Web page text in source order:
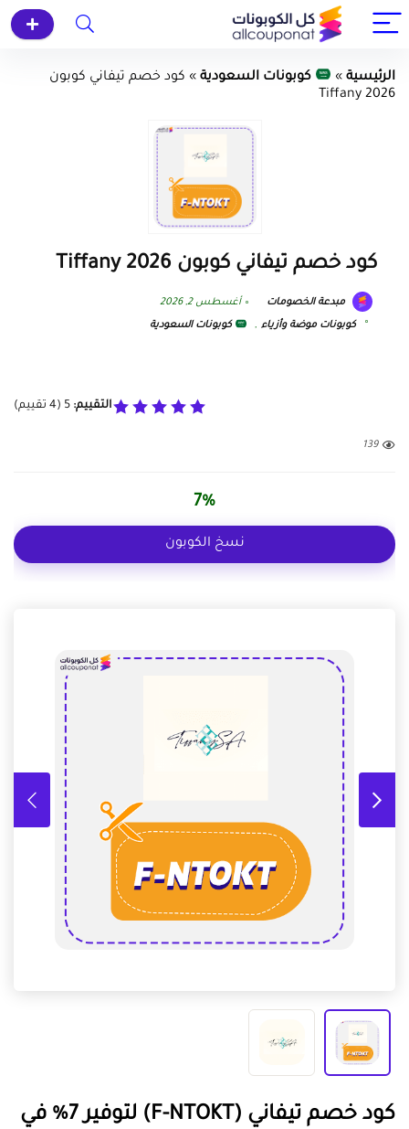
الرئيسية » كوبونات السعودية » كود خصم تيفاني كوبون
Tiffany 2026
كود خصم تيفاني كوبون Tiffany 2026
مبدعة الخصومات أغسطس 2, 2026
كوبونات موضة وأزياء , كوبونات السعودية
التقييم: 5
(
4 تقييم)
139
7%
نسخ الكوبون
كود خصم تيفاني (F-NTOKT) لتوفير 7% في